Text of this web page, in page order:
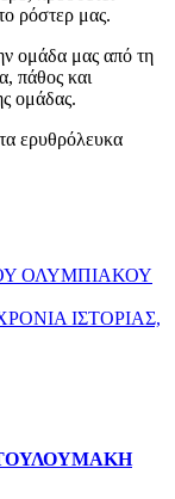
ρόστερ μας.
ομάδα μας από τη
πάθος και
ομάδας.
ερυθρόλευκα
ΟΛΥΜΠΙΑΚΟΥ
ΙΣΤΟΡΙΑΣ,